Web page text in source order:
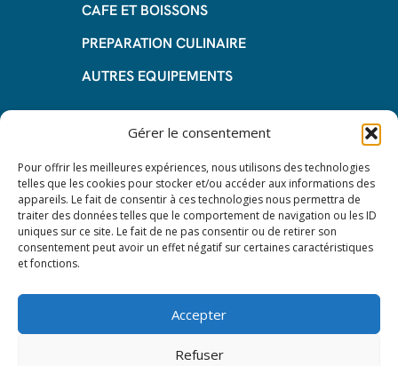
Gérer le consentement
Pour offrir les meilleures expériences, nous utilisons des technologies
telles que les cookies pour stocker et/ou accéder aux informations des
appareils. Le fait de consentir à ces technologies nous permettra de
traiter des données telles que le comportement de navigation ou les ID
uniques sur ce site. Le fait de ne pas consentir ou de retirer son
consentement peut avoir un effet négatif sur certaines caractéristiques
et fonctions.
Accepter
Refuser
CAFE ET BOISSONS
PREPARATION CULINAIRE
AUTRES EQUIPEMENTS
Informations
Questions fréquentes
Les avantages de la LOA
Les étapes du leasing de matériel
de restauration
Mentions Légales
Protection des données – RGPD